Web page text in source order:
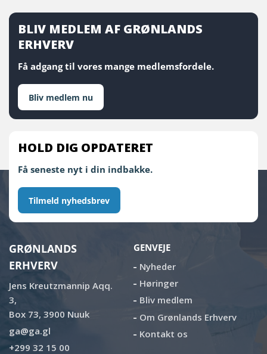
BLIV MEDLEM AF GRØNLANDS
ERHVERV
Få adgang til vores mange medlemsfordele.
Bliv medlem nu
HOLD DIG OPDATERET
Få seneste nyt i din indbakke.
Tilmeld nyhedsbrev
GRØNLANDS
ERHVERV
Jens Kreutzmannip Aqq.
3,
Box 73, 3900 Nuuk
ga@ga.gl
+299 32 15 00
GENVEJE
Nyheder
Høringer
Bliv medlem
Om Grønlands Erhverv
Kontakt os